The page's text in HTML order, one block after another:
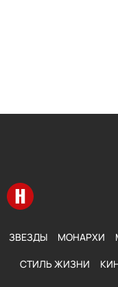
Перейти на главную
ЗВЕЗДЫ МОНАРХИ
СТИЛЬ ЖИЗНИ